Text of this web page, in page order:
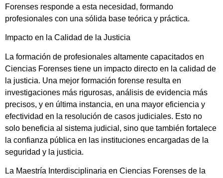
Forenses responde a esta necesidad, formando
profesionales con una sólida base teórica y práctica.
Impacto en la Calidad de la Justicia
La formación de profesionales altamente capacitados en
Ciencias Forenses tiene un impacto directo en la calidad de
la justicia. Una mejor formación forense resulta en
investigaciones más rigurosas, análisis de evidencia más
precisos, y en última instancia, en una mayor eficiencia y
efectividad en la resolución de casos judiciales. Esto no
solo beneficia al sistema judicial, sino que también fortalece
la confianza pública en las instituciones encargadas de la
seguridad y la justicia.
La Maestría Interdisciplinaria en Ciencias Forenses de la